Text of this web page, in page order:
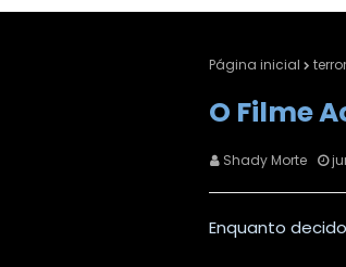
Página inicial terror
O Filme
Shady Morte
Enquanto